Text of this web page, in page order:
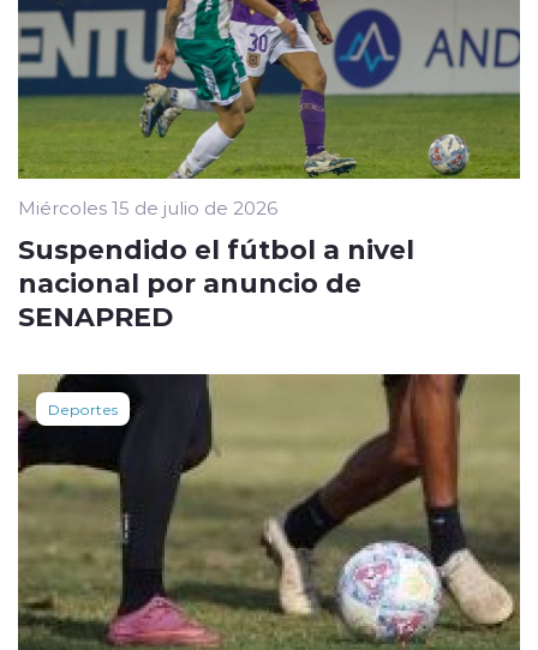
Miércoles 15 de julio de 2026
Suspendido el fútbol a nivel
nacional por anuncio de
SENAPRED
Deportes